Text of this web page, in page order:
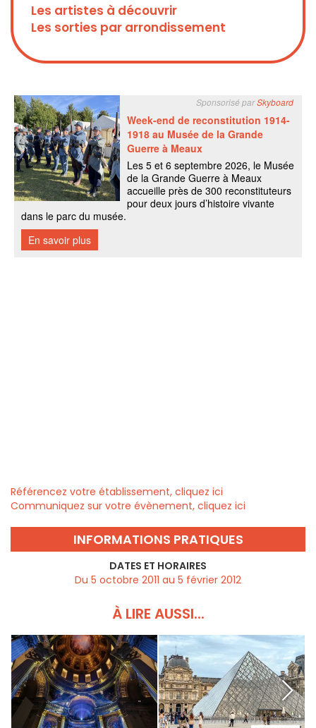
Les artistes à découvrir
Les sorties par arrondissement
Référencez votre établissement, cliquez ici
Communiquez sur votre évènement, cliquez ici
INFORMATIONS PRATIQUES
DATES ET HORAIRES
Du 5 octobre 2011 au 5 février 2012
À LIRE AUSSI...